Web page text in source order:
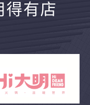
得有店